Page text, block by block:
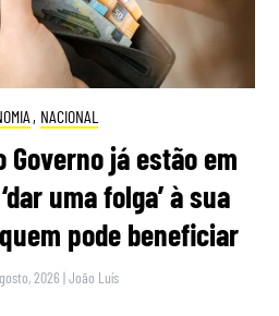
, NACIONAL
Governo já estão em
uma folga’ à sua
pode beneficiar
2026 |João Luís